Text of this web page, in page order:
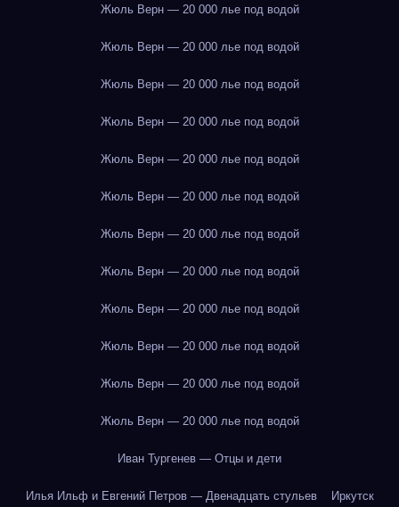
Жюль Верн — 20 000 лье под водой
Жюль Верн — 20 000 лье под водой
Жюль Верн — 20 000 лье под водой
Жюль Верн — 20 000 лье под водой
Жюль Верн — 20 000 лье под водой
Жюль Верн — 20 000 лье под водой
Жюль Верн — 20 000 лье под водой
Жюль Верн — 20 000 лье под водой
Жюль Верн — 20 000 лье под водой
Жюль Верн — 20 000 лье под водой
Жюль Верн — 20 000 лье под водой
Жюль Верн — 20 000 лье под водой
Иван Тургенев — Отцы и дети
Илья Ильф и Евгений Петров — Двенадцать стульев Иркутск